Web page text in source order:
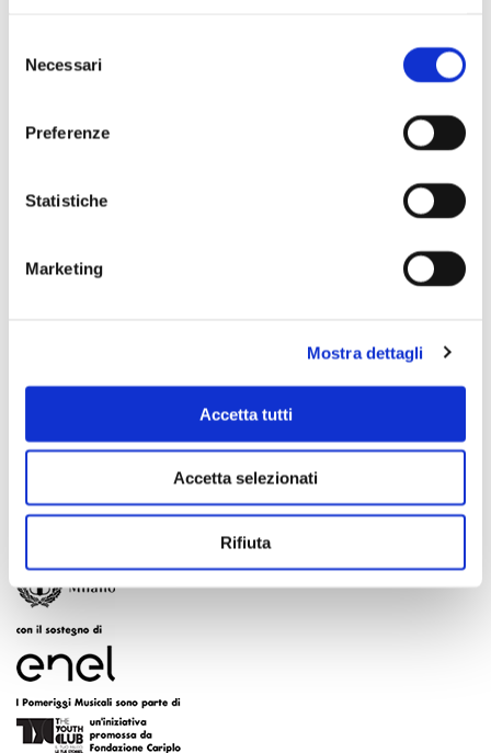
delNecessari
Preferenze
Statistiche
Marketing
Mostra dettagli
Accetta tutti
Accetta selezionati
Rifiuta